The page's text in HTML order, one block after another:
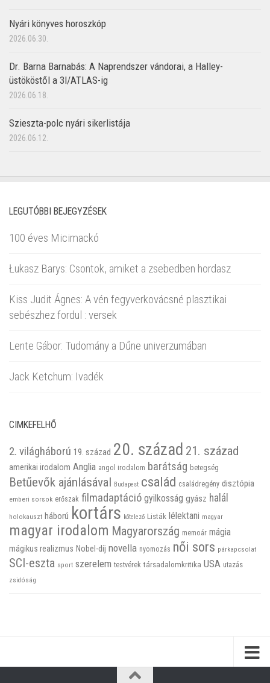
Nyári könyves horoszkóp
2026.06.30.
Dr. Barna Barnabás: A Naprendszer vándorai, a Halley-
üstököstől a 3I/ATLAS-ig
2026.06.18.
Szieszta-polc nyári sikerlistája
2026.06.12.
LEGUTÓBBI BEJEGYZÉSEK
100 éves Micimackó
Łukasz Barys: Csontok, amiket a zsebedben hordasz
Kiss Judit Ágnes: A vén fegyverkovácsné plasztikai
sebészhez fordul : versek
Lente Gábor: Tudomány a Dűne univerzumában
Jack Ketchum: Ivadék
CIMKEFELHŐ
2. világháború 19. század 20. század 21. század
amerikai irodalom Anglia angol irodalom barátság betegség
Betűevők ajánlásával Budapest család családregény disztópia
emberi sorsok erőszak filmadaptáció gyilkosság gyász halál
holokauszt háború kortárs kötelező Listák lélektani magyar
magyar irodalom Magyarország memoár mágia
mágikus realizmus Nobel-díj novella nyomozás női sors párkapcsolat
SCI-eszta sport szerelem testvérek társadalomkritika USA utazás
zsidóság